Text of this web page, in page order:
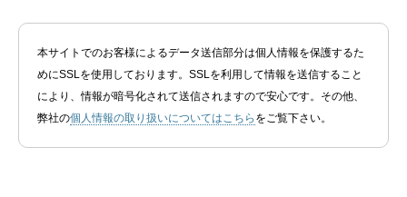
本サイトでのお客様によるデータ送信部分は個人情報を保護するた
めにSSLを使用しております。SSLを利用して情報を送信すること
により、情報が暗号化されて送信されますので安心です。その他、
弊社の個人情報の取り扱いについてはこちら をご覧下さい。